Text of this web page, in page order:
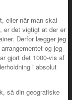
eller når man skal
er det vigtigt at der er
Derfor lægger jeg
og jeg
gjort det 1000-vis af
i absolut
så din geografiske